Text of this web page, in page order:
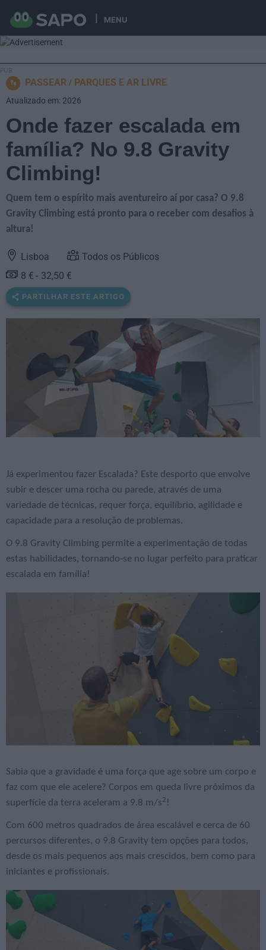
MENU
PASSEAR PARQUES E AR LIVRE
Onde fazer escalada em
família? No 9.8 Gravity
Climbing!
Quem tem o espírito mais aventureiro aí por casa? O 9.8
Gravity Climbing está pronto para o receber com desafios à
altura!
Lisboa
Todos os Públicos
8 €
32,50 €
PARTILHAR ESTE ARTIGO
Já experimentou fazer Escalada? Este desporto que envolve
subir e descer uma rocha ou parede, através de uma
variedade de técnicas, requer força, equilíbrio, agilidade e
capacidade para a resolução de problemas.
O 9.8 Gravity Climbing permite a experimentação de todas
estas habilidades, tornando-se no lugar perfeito para praticar
escalada em família!
Sabia que a gravidade é uma força que age sobre um corpo e
faz com que ele acelere? Corpos em queda livre próximos da
superfície da terra aceleram a 9.8 m/s2 !
Com 600 metros quadrados de área escalável e cerca de 60
percursos diferentes, o 9.8 Gravity tem opções para todos,
desde os mais pequenos aos mais crescidos, bem como para
iniciantes e profissionais.
Atualizado em: 2026